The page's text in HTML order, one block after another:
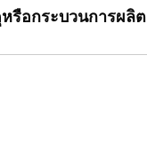
รือกระบวนการผลิต